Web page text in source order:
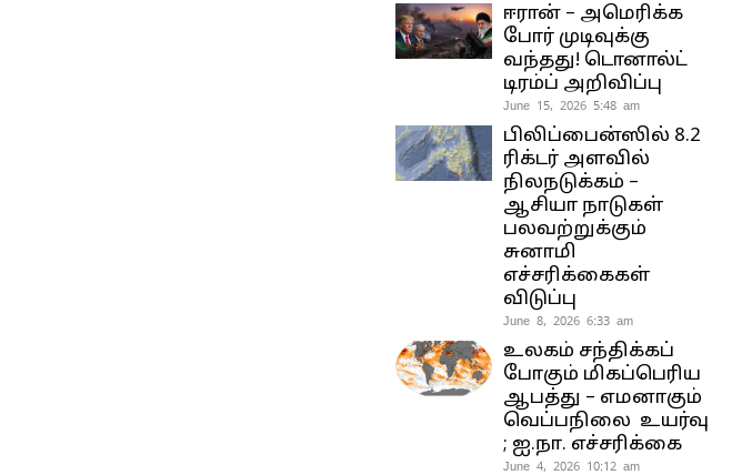
ஈரான் – அமெரிக்க
போர் முடிவுக்கு
வந்தது! டொனால்ட்
டிரம்ப் அறிவிப்பு
June 15, 2026 5:48 am
பிலிப்பைன்ஸில் 8.2
ரிக்டர் அளவில்
நிலநடுக்கம் –
ஆசியா நாடுகள்
பலவற்றுக்கும்
சுனாமி
எச்சரிக்கைகள்
விடுப்பு
June 8, 2026 6:33 am
உலகம் சந்திக்கப்
போகும் மிகப்பெரிய
ஆபத்து – எமனாகும்
வெப்பநிலை உயர்வு
; ஐ.நா. எச்சரிக்கை
June 4, 2026 10:12 am